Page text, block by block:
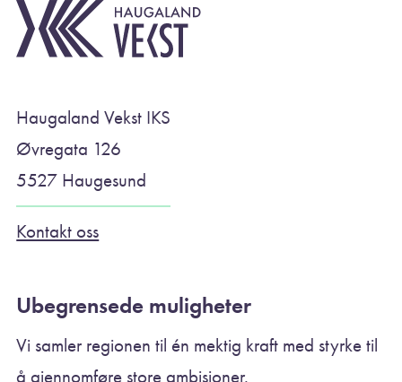
Haugaland Vekst IKS
Øvregata 126
5527 Haugesund
Kontakt oss
Ubegrensede muligheter
Vi samler regionen til én mektig kraft med styrke til
å gjennomføre store ambisjoner.